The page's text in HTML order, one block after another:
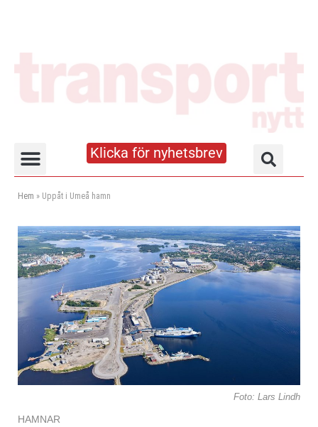
Klicka för nyhetsbrev
Hem » Uppåt i Umeå hamn
Foto: Lars Lindh
HAMNAR